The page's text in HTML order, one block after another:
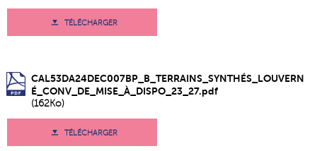
TÉLÉCHARGER
CAL53DA24DEC007BP_B_TERRAINS_SYNTHÉS_LOUVERN
É_CONV_DE_MISE_À_DISPO_23_27.pdf
(162Ko)
TÉLÉCHARGER